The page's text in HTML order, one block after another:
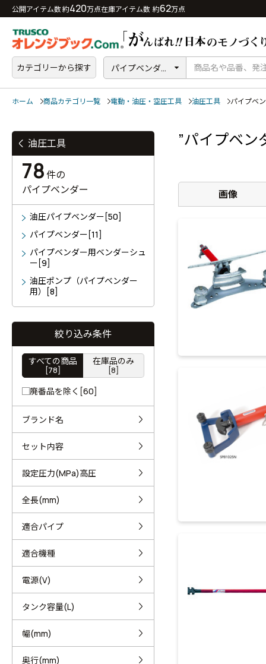
公開アイテム数 約420万点在庫アイテム数 約62万点
カテゴリーから探す パイプベンダ...
ホーム 商品カテゴリ一覧 電動・油圧・空圧工具 油圧工具 パイプベ
”パイプベン
画像
油圧工具
78件の
パイプベンダー
油圧パイプベンダー[50]
パイプベンダー[11]
パイプベンダー用ベンダーシュ
ー[9]
油圧ポンプ（パイプベンダー
用）[8]
絞り込み条件
すべての商品
[78]
在庫品のみ
[8]
廃番品を除く[60]
ブランド名
セット内容
設定圧力(MPa)高圧
全長(mm)
適合パイプ
適合機種
電源(V)
タンク容量(L)
幅(mm)
奥行(mm)